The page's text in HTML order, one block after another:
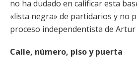
no ha dudado en calificar esta
«lista negra» de partidarios y no
proceso independentista de Artur
Calle, número, piso y puerta